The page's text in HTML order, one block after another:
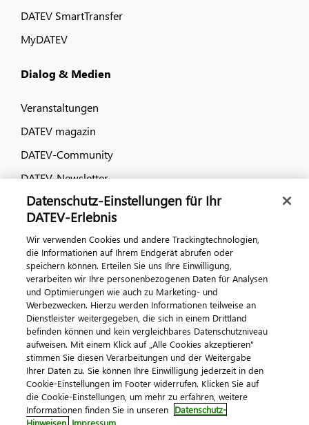
DATEV SmartTransfer
MyDATEV
Dialog & Medien
Veranstaltungen
DATEV magazin
DATEV-Community
DATEV-Newsletter
Kontaktieren Sie uns
© 2026 DATEV eG
ImpressumDatenschutzAGB Kontakt
Cookie-Einstellungen
Datenschutz-Einstellungen für Ihr
DATEV-Erlebnis
Wir verwenden Cookies und andere Trackingtechnologien,
die Informationen auf Ihrem Endgerät abrufen oder
speichern können. Erteilen Sie uns Ihre Einwilligung,
verarbeiten wir Ihre personenbezogenen Daten für Analysen
und Optimierungen wie auch zu Marketing- und
Werbezwecken. Hierzu werden Informationen teilweise an
Dienstleister weitergegeben, die sich in einem Drittland
befinden können und kein vergleichbares Datenschutzniveau
aufweisen. Mit einem Klick auf „Alle Cookies akzeptieren"
stimmen Sie diesen Verarbeitungen und der Weitergabe
Ihrer Daten zu. Sie können Ihre Einwilligung jederzeit in den
Cookie-Einstellungen im Footer widerrufen. Klicken Sie auf
die Cookie-Einstellungen, um mehr zu erfahren, weitere
Informationen finden Sie in unseren Datenschutz-
Hinweisen. Impressum